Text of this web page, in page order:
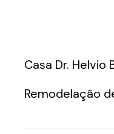
Casa Dr. Helvio
Remodelação